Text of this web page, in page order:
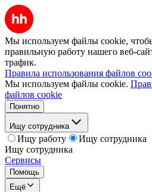
Мы используем файлы cookie,
правильную работу нашего веб-
трафик.
Правила использования файлов
Мы используем файлы cookie.
файлов cookie
Понятно
Ищу сотрудника
Ищу работу
Ищу сотрудника
Ищу сотрудника
Сервисы
Помощь
Ещё